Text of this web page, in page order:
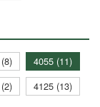
4055 (11)
4125 (13)